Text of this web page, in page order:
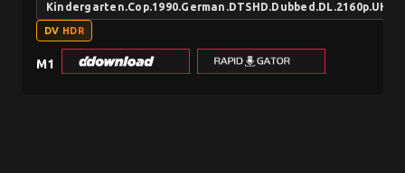
DV HDR
M1